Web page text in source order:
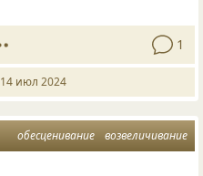
1
14 июл 2024
обесценивание возвеличивание